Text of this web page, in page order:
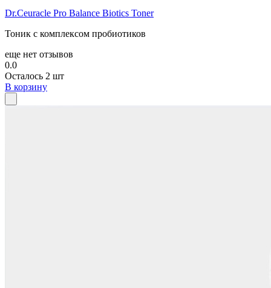
Dr.Ceuracle Pro Balance Biotics Toner
Тоник с комплексом пробиотиков
еще нет отзывов
0.0
Осталось 2 шт
В корзину